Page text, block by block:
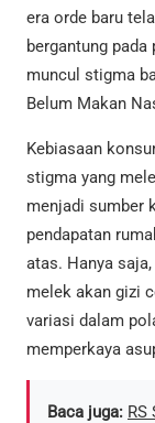
era orde baru
bergantung
muncul stigma
Belum Makan
Kebiasaan
stigma yang
menjadi sumber
pendapatan
atas. Hanya
melek akan gizi
variasi dalam
memperkaya
Baca juga: RS